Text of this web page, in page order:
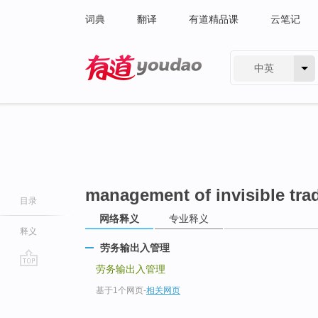
词典 翻译 有道精品课 云笔记
中英
目录
释义
management of invisible
网络释义 专业释义
劳务输出入管理
劳务输出入管理
基于1个网页-相关网页